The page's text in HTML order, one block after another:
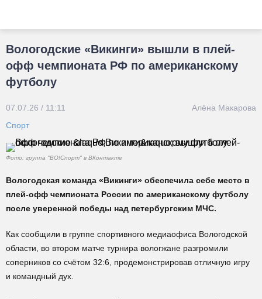
Вологодские «Викинги» вышли в плей-
офф чемпионата РФ по американскому
футболу
07.07.26 / 11:11
Алёна Макарова
Спорт
Фото: группа "ВО!Спорт" в ВКонтакте
Вологодская команда «Викинги» обеспечила себе место в
плей-офф чемпионата России по американскому футболу
после уверенной победы над петербургским МЧС.
Как сообщили в группе спортивного медиаофиса Вологодской
области, во втором матче турнира вологжане разгромили
соперников со счётом 32:6, продемонстрировав отличную игру
и командный дух.